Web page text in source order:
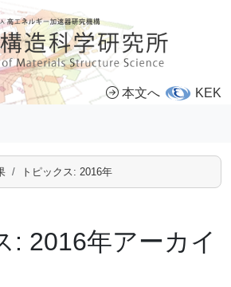
本文へ KEK
トピックス: 2016年
: 2016年アーカイ